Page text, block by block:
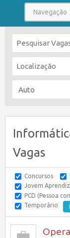
Vagas
Concursos
Jovem Aprendiz
PCD (Pessoa
Temporário